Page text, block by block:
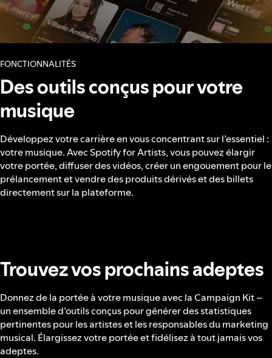
FONCTIONNALITÉS
Des outils conçus pour votre
musique
Développez votre carrière en vous concentrant sur l’essentiel :
votre musique. Avec Spotify for Artists, vous pouvez élargir
votre portée, diffuser des vidéos, créer un engouement pour le
prélancement et vendre des produits dérivés et des billets
directement sur la plateforme.
Trouvez vos prochains adeptes
Donnez de la portée à votre musique avec la Campaign Kit –
un ensemble d’outils conçus pour générer des statistiques
pertinentes pour les artistes et les responsables du marketing
musical. Élargissez votre portée et fidélisez à tout jamais vos
adeptes.